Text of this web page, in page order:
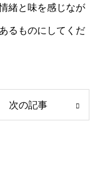
緒と味を感じなが
るものにしてくだ
次の記事